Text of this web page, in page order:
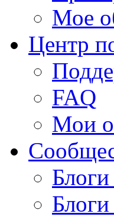
Мое
Центр
FAQ
Мои
Блоги